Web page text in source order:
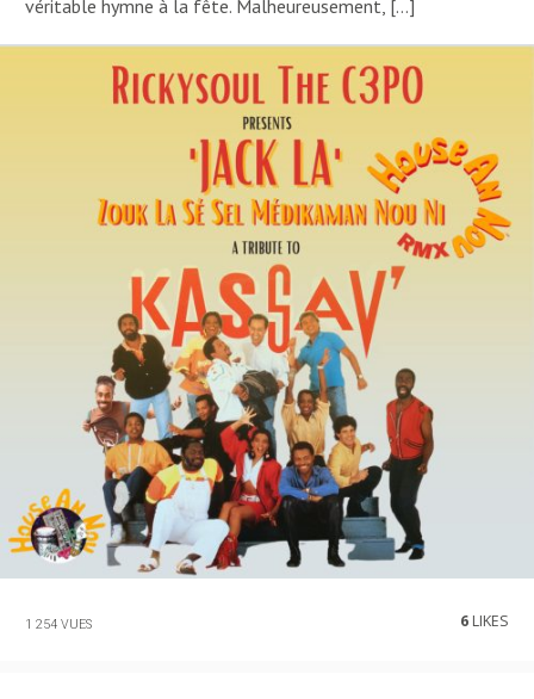
véritable hymne à la fête. Malheureusement, […]
1 254 VUES 6LIKES